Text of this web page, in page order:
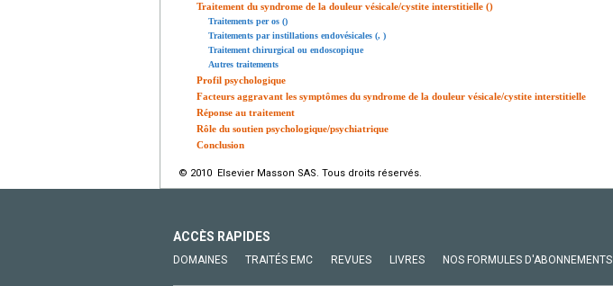
Traitement du syndrome de la douleur vésicale/cystite interstitielle ()
Traitements per os ()
Traitements par instillations endovésicales (, )
Traitement chirurgical ou endoscopique
Autres traitements
Profil psychologique
Facteurs aggravant les symptômes du syndrome de la douleur vésicale/cystite interstitielle
Réponse au traitement
Rôle du soutien psychologique/psychiatrique
Conclusion
© 2010 Elsevier Masson SAS. Tous droits réservés.
ACCÈS RAPIDES
DOMAINES TRAITÉS EMC REVUES LIVRES NOS FORMULES D'ABONNEMENTS